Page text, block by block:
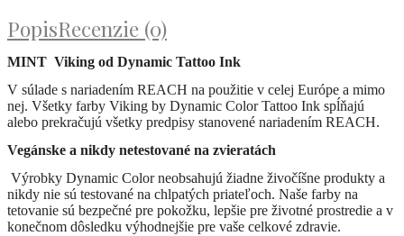
PopisRecenzie (0)
MINT Viking od Dynamic Tattoo Ink
V súlade s nariadením REACH na použitie v celej Európe a mimo
nej. Všetky farby Viking by Dynamic Color Tattoo Ink spĺňajú
alebo prekračujú všetky predpisy stanovené nariadením REACH.
Vegánske a nikdy netestované na zvieratách
Výrobky Dynamic Color neobsahujú žiadne živočíšne produkty a
nikdy nie sú testované na chlpatých priateľoch. Naše farby na
tetovanie sú bezpečné pre pokožku, lepšie pre životné prostredie a v
konečnom dôsledku výhodnejšie pre vaše celkové zdravie.